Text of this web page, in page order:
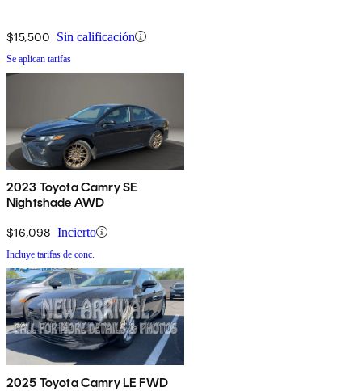
$15,500 Sin calificación
Se aplican tarifas
2023 Toyota Camry SE
Nightshade AWD
$16,098 Incierto
Incluye tarifas de conc.
2025 Toyota Camry LE FWD